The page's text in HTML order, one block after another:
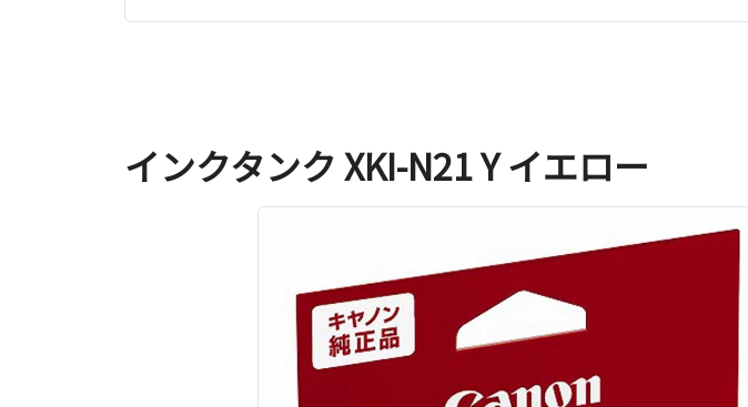
インクタンク XKI-N21 Y イエロー